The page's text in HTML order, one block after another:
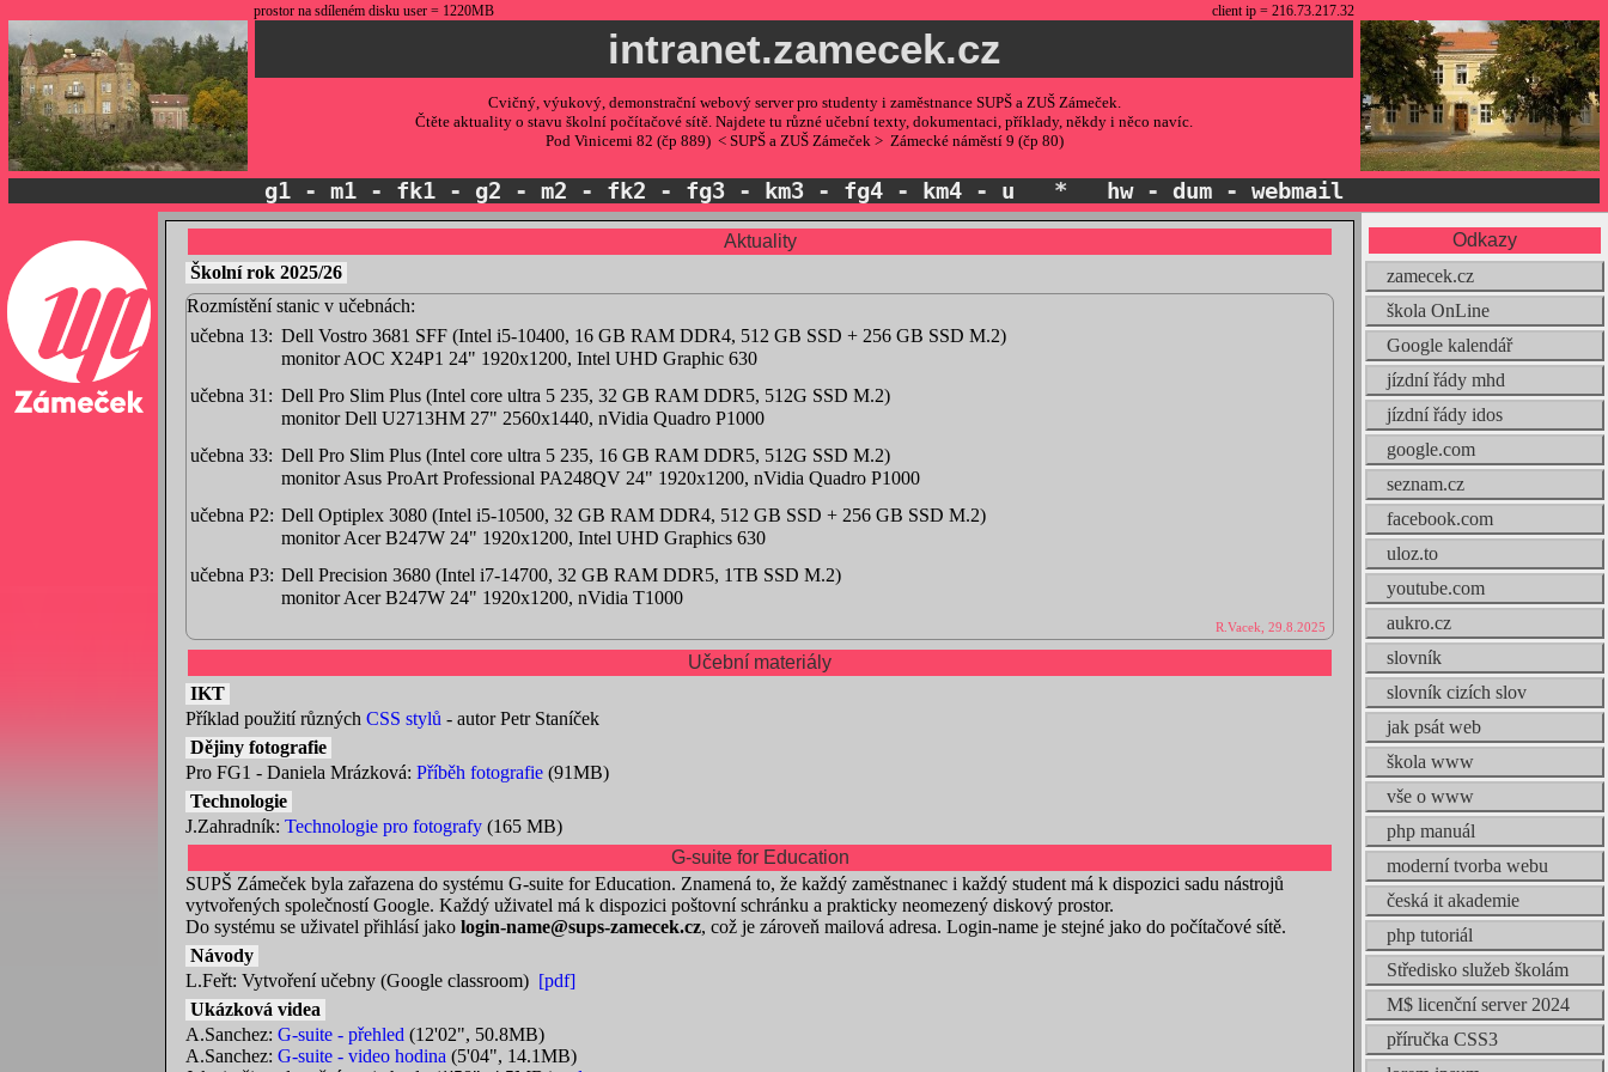
prostor na sdíleném disku user = 1220MB client ip = 216.73.217.32
intranet.zamecek.cz
Cvičný, výukový, demonstrační webový server pro studenty i zaměstnance SUPŠ a ZUŠ Zámeček.
Čtěte aktuality o stavu školní počítačové sítě. Najdete tu různé učební texty, dokumentaci, příklady, někdy i něco navíc.
Pod Vinicemi 82 (čp 889) < SUPŠ a ZUŠ Zámeček > Zámecké náměstí 9 (čp 80)
g1 - m1 - fk1 - g2 - m2 - fk2 - fg3 - km3 - fg4 - km4 - u * hw- dum - webmail
Odkazy
zamecek.cz
škola OnLine
Google kalendář
jízdní řády mhd
jízdní řády idos
google.com
seznam.cz
facebook.com
uloz.to
youtube.com
aukro.cz
slovník
slovník cizích slov
jak psát web
škola www
vše o www
php manuál
moderní tvorba webu
česká it akademie
php tutoriál
Středisko služeb školám
M$ licenční server 2024
příručka CSS3
Aktuality
Školní rok 2025/26
Rozmístění stanic v učebnách:
učebna 13: Dell Vostro 3681 SFF (Intel i5-10400, 16 GB RAM DDR4, 512 GB SSD + 256 GB SSD M.2)
monitor AOC X24P1 24" 1920x1200, Intel UHD Graphic 630
učebna 31: Dell Pro Slim Plus (Intel core ultra 5 235, 32 GB RAM DDR5, 512G SSD M.2)
monitor Dell U2713HM 27" 2560x1440, nVidia Quadro P1000
učebna 33: Dell Pro Slim Plus (Intel core ultra 5 235, 16 GB RAM DDR5, 512G SSD M.2)
monitor Asus ProArt Professional PA248QV 24" 1920x1200, nVidia Quadro P1000
učebna P2: Dell Optiplex 3080 (Intel i5-10500, 32 GB RAM DDR4, 512 GB SSD + 256 GB SSD M.2)
monitor Acer B247W 24" 1920x1200, Intel UHD Graphics 630
učebna P3: Dell Precision 3680 (Intel i7-14700, 32 GB RAM DDR5, 1TB SSD M.2)
monitor Acer B247W 24" 1920x1200, nVidia T1000
R.Vacek, 29.8.2025
Učební materiály
IKT
Příklad použití různých CSS stylů - autor Petr Staníček
Dějiny fotografie
Pro FG1 - Daniela Mrázková: Příběh fotografie (91MB)
Technologie
J.Zahradník: Technologie pro fotografy (165 MB)
G-suite for Education
SUPŠ Zámeček byla zařazena do systému G-suite for Education. Znamená to, že každý zaměstnanec i každý student má k dispozici sadu nástrojů
vytvořených společností Google. Každý uživatel má k dispozici poštovní schránku a prakticky neomezený diskový prostor.
Do systému se uživatel přihlásí jako login-name@sups-zamecek.cz, což je zároveň mailová adresa. Login-name je stejné jako do počítačové sítě.
Návody
L.Feřt: Vytvoření učebny (Google classroom) [pdf]
Ukázková videa
A.Sanchez: G-suite - přehled (12'02", 50.8MB)
A.Sanchez: G-suite - video hodina (5'04", 14.1MB)